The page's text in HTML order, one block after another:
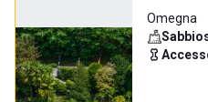
Omegna